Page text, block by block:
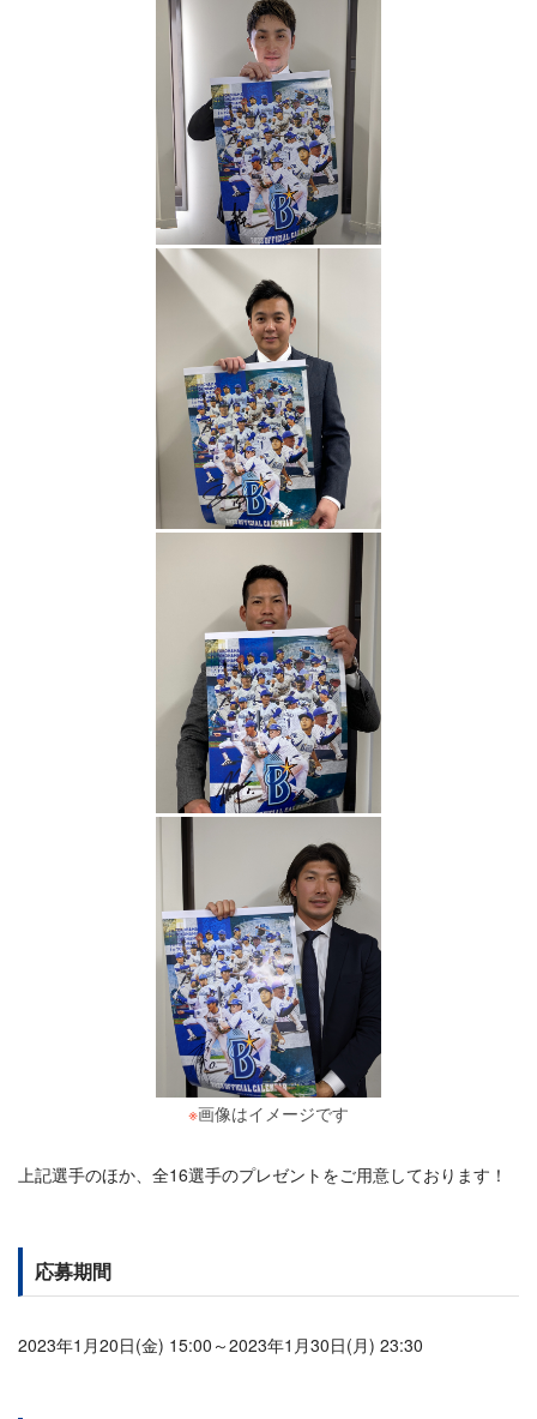
※画像はイメージです
上記選手のほか、全16選手のプレゼントをご用意しております！
応募期間
2023年1月20日(金) 15:00～2023年1月30日(月) 23:30